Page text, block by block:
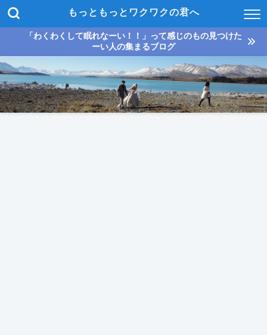
もっともっとワクワクの君へ
「わくわくして眠れなーい！！」って感じのもの見つけた
ーい人の集まるブログ